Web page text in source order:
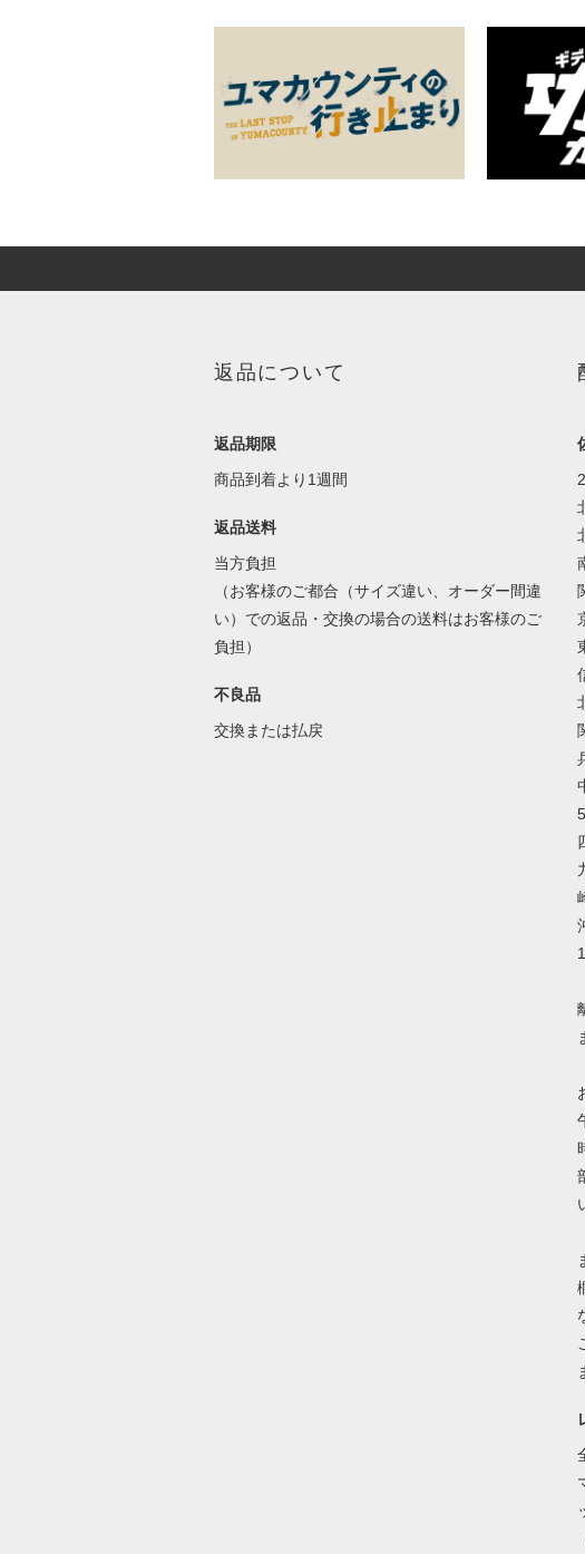
返品について
返品期限
商品到着より1週間
返品送料
当方負担
（お客様のご都合（サイズ違い、オーダー間違
い）での返品・交換の場合の送料はお客様のご
負担）
不良品
交換または払戻